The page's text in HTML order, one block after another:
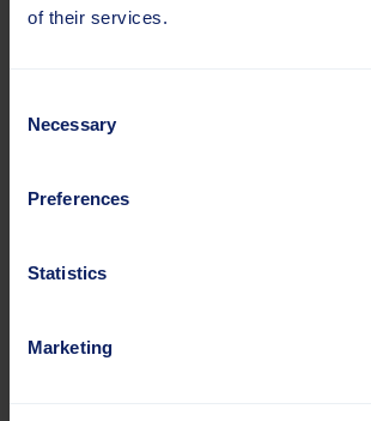
of their services.
Selection
Necessary
Preferences
Statistics
Marketing